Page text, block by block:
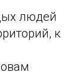
людей
к